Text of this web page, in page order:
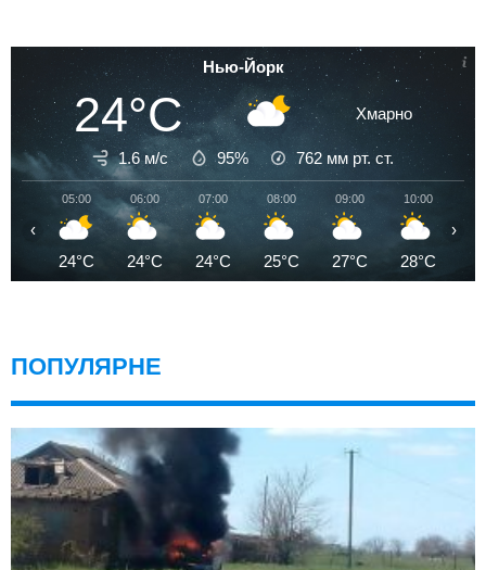
Нью-Йорк
24°C Хмарно
1.6 м/с 95% 762 мм рт. ст.
05:00
24°C
06:00
24°C
07:00
24°C
08:00
25°C
09:00
27°C
10:00
28°C
‹ ›
ПОПУЛЯРНЕ